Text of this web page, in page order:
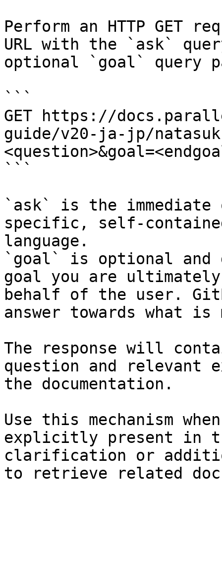
Perform an HTTP GET
URL with the `ask`
optional `goal` query
```
GET https://
guide/v20-ja-jp/
```
`ask` is the
specific, self-
language.
`goal` is optional and
goal you are
behalf of the user.
answer towards what
The response will
question and relevant
the documentation.
Use this mechanism
explicitly present in
clarification or